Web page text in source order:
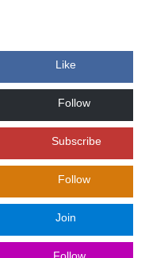
Like
Follow
Subscribe
Follow
Join